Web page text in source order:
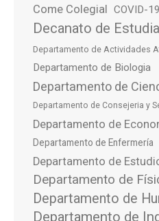
Come Colegial COVID-19
Decanato de
Departamento de Actividades
Departamento de Biologia
Departamento de
Departamento de Consejeria y
Departamento de
Departamento de Enfermería
Departamento de
Departamento de
Departamento de
Departamento de